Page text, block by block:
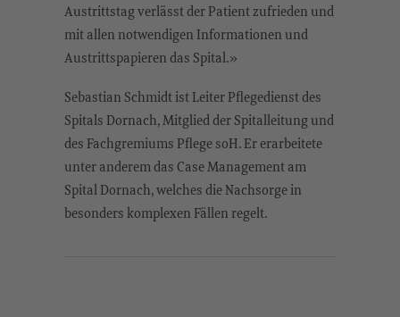
Austrittstag verlässt der Patient zufrieden und
mit allen notwendigen Informationen und
Austrittspapieren das Spital.»
Sebastian Schmidt ist Leiter Pflegedienst des
Spitals Dornach, Mitglied der Spitalleitung und
des Fachgremiums Pflege soH. Er erarbeitete
unter anderem das Case Management am
Spital Dornach, welches die Nachsorge in
besonders komplexen Fällen regelt.